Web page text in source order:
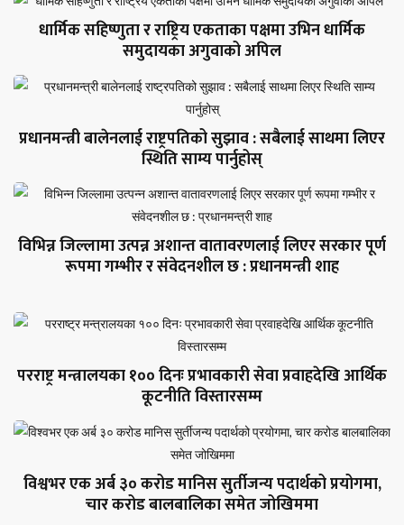
धार्मिक सहिष्णुता र राष्ट्रिय एकताका पक्षमा उभिन धार्मिक
समुदायका अगुवाको अपिल
प्रधानमन्त्री बालेनलाई राष्ट्रपतिको सुझाव : सबैलाई साथमा लिएर
स्थिति साम्य पार्नुहोस्
विभिन्न जिल्लामा उत्पन्न अशान्त वातावरणलाई लिएर सरकार पूर्ण
रूपमा गम्भीर र संवेदनशील छ : प्रधानमन्त्री शाह
परराष्ट्र मन्त्रालयका १०० दिनः प्रभावकारी सेवा प्रवाहदेखि आर्थिक
कूटनीति विस्तारसम्म
विश्वभर एक अर्ब ३० करोड मानिस सुर्तीजन्य पदार्थको प्रयोगमा,
चार करोड बालबालिका समेत जोखिममा